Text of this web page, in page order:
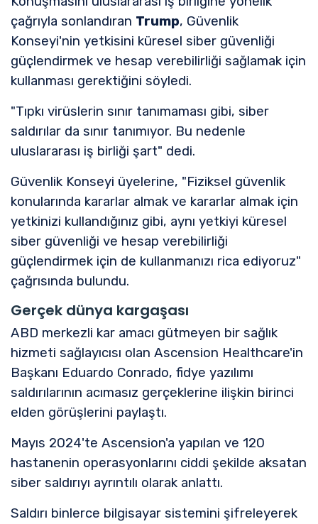
çağrıyla sonlandıran Trump, Güvenlik
Konseyi'nin yetkisini küresel siber güvenliği
güçlendirmek ve hesap verebilirliği sağlamak için
kullanması gerektiğini söyledi.
"Tıpkı virüslerin sınır tanımaması gibi, siber
saldırılar da sınır tanımıyor. Bu nedenle
uluslararası iş birliği şart" dedi.
Güvenlik Konseyi üyelerine, "Fiziksel güvenlik
konularında kararlar almak ve kararlar almak için
yetkinizi kullandığınız gibi, aynı yetkiyi küresel
siber güvenliği ve hesap verebilirliği
güçlendirmek için de kullanmanızı rica ediyoruz"
çağrısında bulundu.
Gerçek dünya kargaşası
ABD merkezli kar amacı gütmeyen bir sağlık
hizmeti sağlayıcısı olan Ascension Healthcare'in
Başkanı Eduardo Conrado, fidye yazılımı
saldırılarının acımasız gerçeklerine ilişkin birinci
elden görüşlerini paylaştı.
Mayıs 2024'te Ascension'a yapılan ve 120
hastanenin operasyonlarını ciddi şekilde aksatan
siber saldırıyı ayrıntılı olarak anlattı.
Saldırı binlerce bilgisayar sistemini şifreleyerek